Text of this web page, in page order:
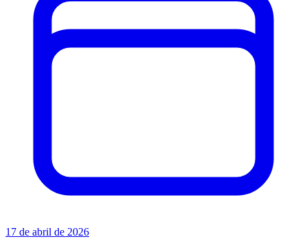
17 de abril de 2026